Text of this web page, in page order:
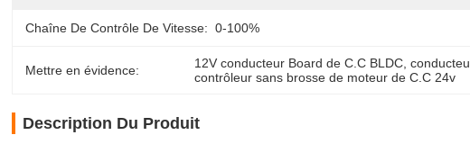
Chaîne De Contrôle De Vitesse: 0-100%
Mettre en évidence: 12V conducteur Board de C.C BLDC ,
contrôleur sans brosse de moteur de C.C 24v
Description Du Produit